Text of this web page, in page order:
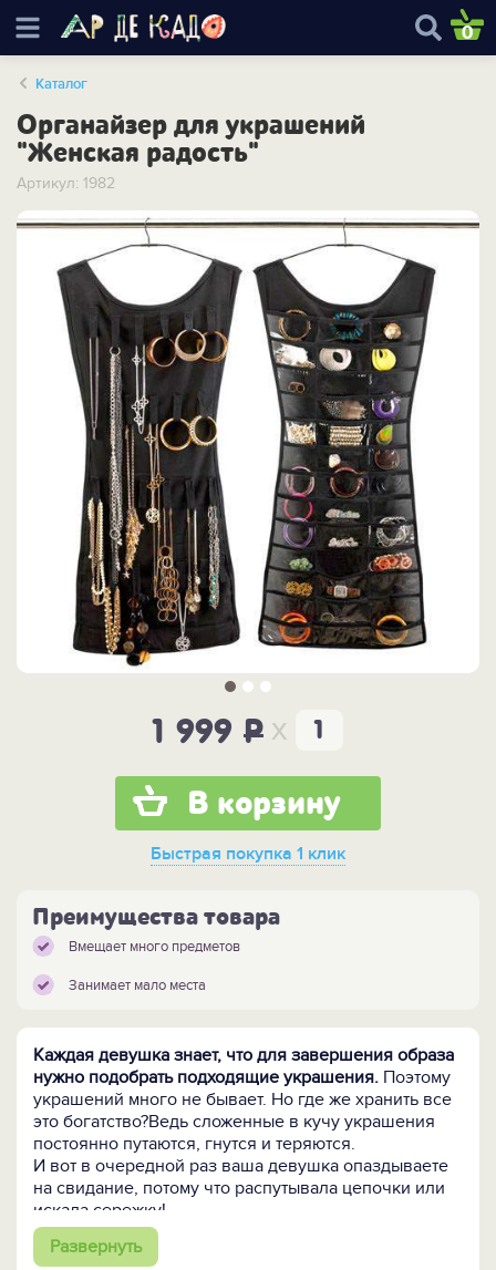
0
Каталог
Органайзер для украшений
"Женская радость"
Артикул: 1982
1 999 P x
В корзину
Быстрая покупка 1 клик
Преимущества товара
Вмещает много предметов
Занимает мало места
Каждая девушка знает, что для завершения образа
нужно подобрать подходящие украшения. Поэтому
украшений много не бывает. Но где же хранить все
это богатство?Ведь сложенные в кучу украшения
постоянно путаются, гнутся и теряются.
И вот в очередной раз ваша девушка опаздываете
на свидание, потому что распутывала цепочки или
искала сережку!
Подарите ей органайзер для украшений ЖЕНСКАЯ
Развернуть